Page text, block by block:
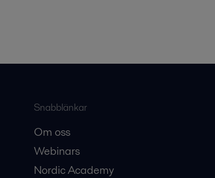
Snabblänkar
Om oss
Webinars
Nordic Academy